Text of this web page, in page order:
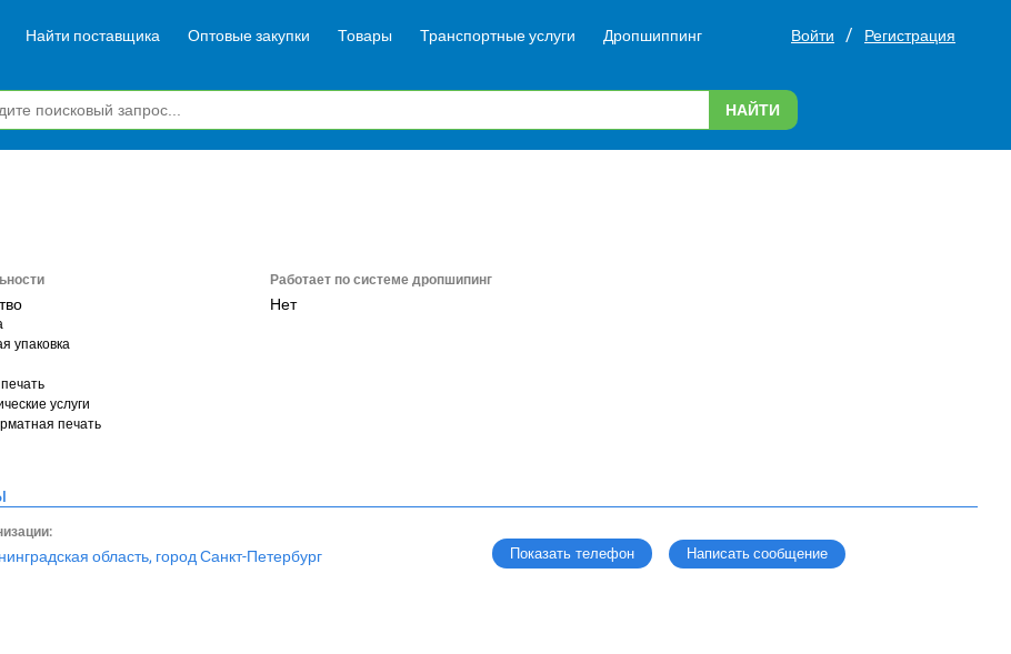
Найти поставщика Оптовые закупки Товары Транспортные услуги Дропшиппинг Войти / Регистрация
НАЙТИ
упаковка
услуги
печать
Работает по системе дропшипинг
Нет
область, город Санкт-Петербург Показать телефон Написать сообщение